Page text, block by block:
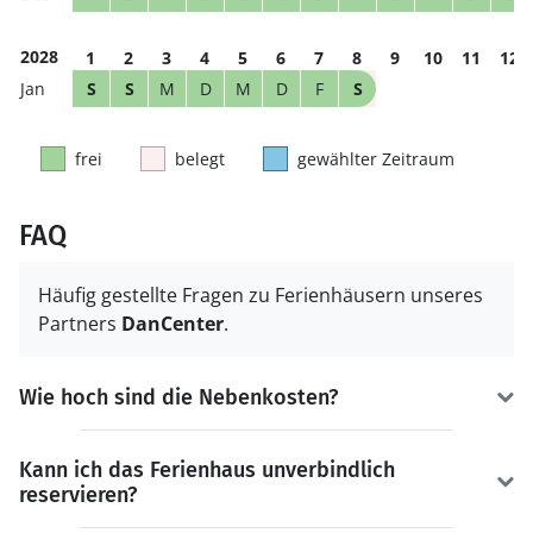
2028 1 2 3 4 5 6 7 8 9 10 11
12
S
S M D M D F S
frei belegt gewählter Zeitraum
FAQ
Häufig gestellte Fragen zu Ferienhäusern unseres
Partners DanCenter.
Wie hoch sind die Nebenkosten?
Kann ich das Ferienhaus unverbindlich
reservieren?